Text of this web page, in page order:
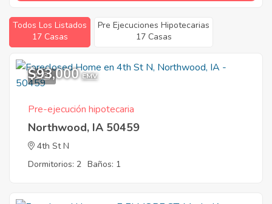
Todos Los Listados
17 Casas
Pre Ejecuciones Hipotecarias
17 Casas
1
$93,000 EMV
Pre-ejecución hipotecaria
Northwood, IA 50459
4th St N
Dormitorios: 2 Baños: 1